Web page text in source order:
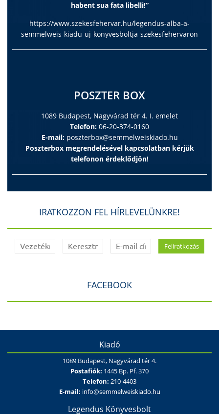
habent sua fata libelli!”
https://www.szekesfehervar.hu/legendus-alba-a-
semmelweis-kiadu-uj-konyvesboltja-szekesfehervaron
POSZTER BOX
1089 Budapest, Nagyvárad tér 4. I. emelet
Telefon: 06-20-374-0160
E-mail: poszterbox@semmelweiskiado.hu
Poszterbox megrendelésével kapcsolatban kérjük
telefonon érdeklődjön!
IRATKOZZON FEL HÍRLEVELÜNKRE!
FACEBOOK
Kiadó
1089 Budapest, Nagyvárad tér 4.
Postafiók: 1445 Bp. Pf. 370
Telefon: 210-4403
E-mail: info@semmelweiskiado.hu
Legendus Könyvesbolt